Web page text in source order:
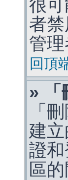
很
者
管
回頂
» 「
「
建
證
區